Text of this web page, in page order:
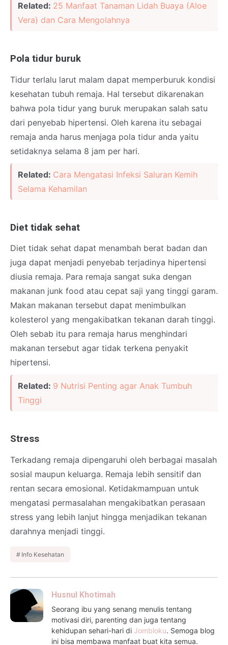
Related: 25 Manfaat Tanaman Lidah Buaya (Aloe
Vera) dan Cara Mengolahnya
Pola tidur buruk
Tidur terlalu larut malam dapat memperburuk kondisi
kesehatan tubuh remaja. Hal tersebut dikarenakan
bahwa pola tidur yang buruk merupakan salah satu
dari penyebab hipertensi. Oleh karena itu sebagai
remaja anda harus menjaga pola tidur anda yaitu
setidaknya selama 8 jam per hari.
Related: Cara Mengatasi Infeksi Saluran Kemih
Selama Kehamilan
Diet tidak sehat
Diet tidak sehat dapat menambah berat badan dan
juga dapat menjadi penyebab terjadinya hipertensi
diusia remaja. Para remaja sangat suka dengan
makanan junk food atau cepat saji yang tinggi garam.
Makan makanan tersebut dapat menimbulkan
kolesterol yang mengakibatkan tekanan darah tinggi.
Oleh sebab itu para remaja harus menghindari
makanan tersebut agar tidak terkena penyakit
hipertensi.
Related: 9 Nutrisi Penting agar Anak Tumbuh
Tinggi
Stress
Terkadang remaja dipengaruhi oleh berbagai masalah
sosial maupun keluarga. Remaja lebih sensitif dan
rentan secara emosional. Ketidakmampuan untuk
mengatasi permasalahan mengakibatkan perasaan
stress yang lebih lanjut hingga menjadikan tekanan
darahnya menjadi tinggi.
Info Kesehatan
Husnul Khotimah
Seorang ibu yang senang menulis tentang
motivasi diri, parenting dan juga tentang
kehidupan sehari-hari di Jombloku. Semoga blog
ini bisa membawa manfaat buat kita semua.